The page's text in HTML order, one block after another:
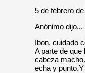
5 de febrero
Anónimo dijo...
Ibon, cuidado
A parte de que
cabeza
echa y